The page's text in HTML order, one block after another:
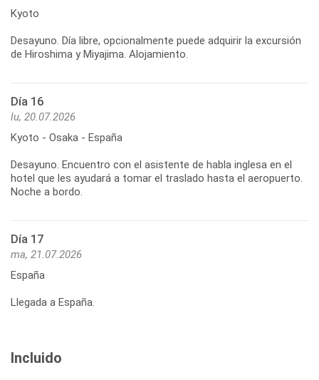
Kyoto
Desayuno. Día libre, opcionalmente puede adquirir la excursión
de Hiroshima y Miyajima. Alojamiento.
Día 16
lu, 20.07.2026
Kyoto - Osaka - España
Desayuno. Encuentro con el asistente de habla inglesa en el
hotel que les ayudará a tomar el traslado hasta el aeropuerto.
Noche a bordo.
Día 17
ma, 21.07.2026
España
Llegada a España.
Incluido